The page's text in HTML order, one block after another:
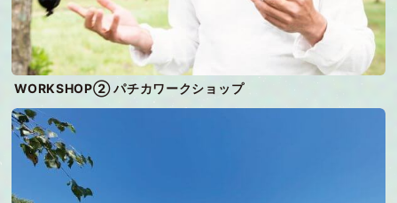
WORKSHOP② パチカワークショップ